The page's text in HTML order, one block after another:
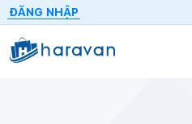
ĐĂNG NHẬP